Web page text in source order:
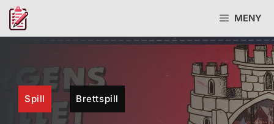
Hopp
MENY
Spill Brettspill